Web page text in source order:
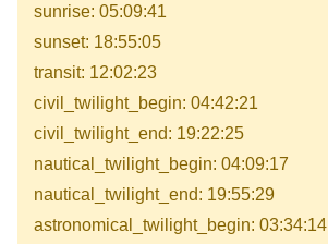
sunrise: 05:09:41
sunset: 18:55:05
transit: 12:02:23
civil_twilight_begin: 04:42:21
civil_twilight_end: 19:22:25
nautical_twilight_begin: 04:09:17
nautical_twilight_end: 19:55:29
astronomical_twilight_begin: 03:34:14